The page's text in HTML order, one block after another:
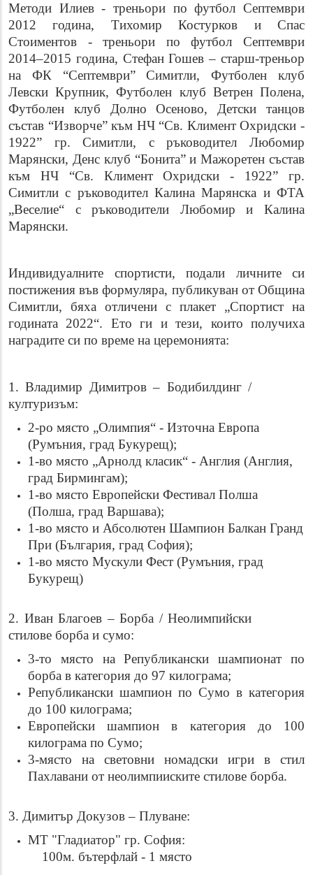
Методи Илиев - треньори по футбол Септември
2012 година, Тихомир Костурков и Спас
Стоиментов - треньори по футбол Септември
2014–2015 година, Стефан Гошев – старш-треньор
на ФК “Септември” Симитли, Футболен клуб
Левски Крупник, Футболен клуб Ветрен Полена,
Футболен клуб Долно Осеново, Детски танцов
състав “Изворче” към НЧ “Св. Климент Охридски -
1922” гр. Симитли, с ръководител Любомир
Марянски, Денс клуб “Бонита” и Мажоретен състав
към НЧ “Св. Климент Охридски - 1922” гр.
Симитли с ръководител Калина Марянска и ФТА
„Веселие“ с ръководители Любомир и Калина
Марянски.
Индивидуалните спортисти, подали личните си
постижения във формуляра, публикуван от Община
Симитли, бяха отличени с плакет „Спортист на
годината 2022“. Ето ги и тези, които получиха
наградите си по време на церемонията:
1. Владимир Димитров – Бодибилдинг /
културизъм:
2-ро място „Олимпия“ - Източна Европа
(Румъния, град Букурещ);
1-во място „Арнолд класик“ - Англия (Англия,
град Бирмингам);
1-во място Европейски Фестивал Полша
(Полша, град Варшава);
1-во място и Абсолютен Шампион Балкан Гранд
При (България, град София);
1-во място Мускули Фест (Румъния, град
Букурещ)
2. Иван Благоев – Борба / Неолимпийски
стилове борба и сумо:
3-то място на Републикански шампионат по
борба в категория до 97 килограма;
Републикански шампион по Сумо в категория
до 100 килограма;
Европейски шампион в категория до 100
килограма по Сумо;
3-място на световни номадски игри в стил
Пахлавани от неолимпииските стилове борба.
3. Димитър Докузов – Плуване:
МТ "Гладиатор" гр. София:
100м. бътерфлай - 1 място